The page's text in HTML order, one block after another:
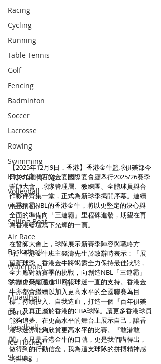
Racing
Cycling
Running
Table Tennis
Golf
Fencing
Badminton
Soccer
Lacrosse
Rowing
Swimming
Rope Skipping
Volleyball
Water Ski
Sailing Boat
Air Race
Basketball
Waterpolo
Stand Up Paddling
Muaythai
Darts
Handball
Ice Hockey
Skating
【2025年12月9日．香港】香港金牛籃球俱樂部今
日於九龍灣百樂金宴國際宴會廳舉行2025/26賽季
誓師大會，球隊管理層、教練團、全體球員與合
作夥伴齊集一堂，正式為新球季揭開序幕。連續
兩季稱霸NBL的香港金牛，將以更堅定的決心與
全面的準備向「三連霸」里程碑進發，期望在再
為香港籃壇寫下光輝的一頁。
在誓師大會上，球隊展示新賽季陣容與戰略方
向。香港金牛班主錢濤先生於致辭時表示：「展
望新球季，香港金牛將竭盡全力保持最佳狀態，
全力應對新賽季的挑戰，向創造NBL「三連霸」
的歷史榮耀邁進，回報球迷一直的支持。香港金
牛亦都會繼續以加入更高水平的全國聯賽為目
標，持續投入、自我造血，打造一個『百年俱樂
部』及真正屬於香港的CBA球隊。讓更多香港球員
能夠追夢、在更高水平的舞台上展示自己，讓香
港球迷亦能夠欣賞更高水平的比賽。『敢港敢
闖』不只是香港金牛的口號，更是我們講得出，
做得到的行動信念，我為這支球隊的拼搏精神感
到自豪。」